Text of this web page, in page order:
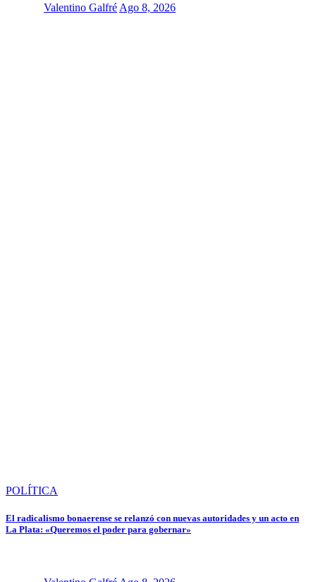
Valentino Galfré Ago 8, 2026
POLÍTICA
El radicalismo bonaerense se relanzó con nuevas autoridades y un acto en
La Plata: «Queremos el poder para gobernar»